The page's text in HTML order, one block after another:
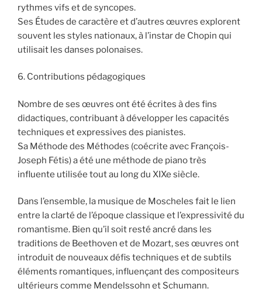
rythmes vifs et de syncopes.
Ses Études de caractère et d’autres œuvres explorent
souvent les styles nationaux, à l’instar de Chopin qui
utilisait les danses polonaises.
6. Contributions pédagogiques
Nombre de ses œuvres ont été écrites à des fins
didactiques, contribuant à développer les capacités
techniques et expressives des pianistes.
Sa Méthode des Méthodes (coécrite avec François-
Joseph Fétis) a été une méthode de piano très
influente utilisée tout au long du XIXe siècle.
Dans l’ensemble, la musique de Moscheles fait le lien
entre la clarté de l’époque classique et l’expressivité du
romantisme. Bien qu’il soit resté ancré dans les
traditions de Beethoven et de Mozart, ses œuvres ont
introduit de nouveaux défis techniques et de subtils
éléments romantiques, influençant des compositeurs
ultérieurs comme Mendelssohn et Schumann.